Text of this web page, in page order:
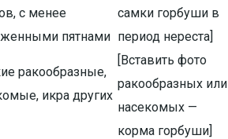
с менее
пятнами
самки горбуши в
период нереста]
ракообразные,
икра других
[Вставить фото
ракообразных или
насекомых —
корма горбуши]